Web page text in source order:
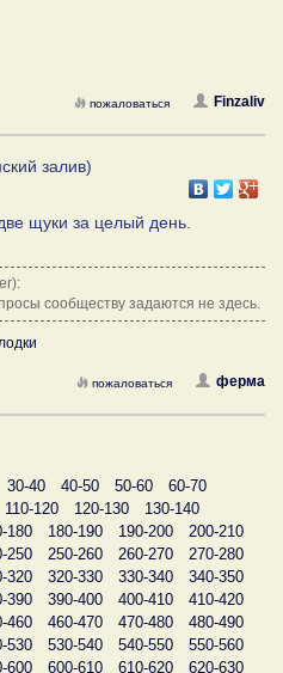
Finzaliv
пожаловаться
залив)
щуки за целый день.
сообществу задаются не здесь.
ферма
пожаловаться
30-40 40-50 50-60
60-70
110-120 120-130
130-140
180 180-190 190-200
200-210
250 250-260 260-270
270-280
320 320-330 330-340
340-350
390 390-400 400-410
410-420
460 460-470 470-480
480-490
530 530-540 540-550
550-560
600 600-610 610-620 620-630